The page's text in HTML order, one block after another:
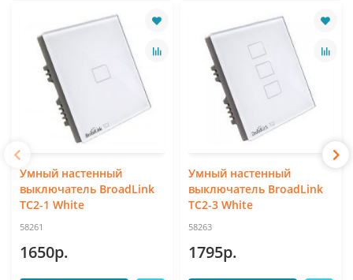
Умный настенный
выключатель BroadLink
TC2-1 White
58261
1650р.
Умный настенный
выключатель BroadLink
TC2-3 White
58263
1795р.